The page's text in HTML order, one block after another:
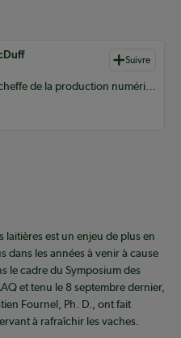
Suivre
Rédactrice et cheffe de la production numérique pour le Coopérateur
laitières est un enjeu de plus en
dans les années à venir à cause
le cadre du Symposium des
et tenu le 8 septembre dernier,
Fournel, Ph. D., ont fait
à rafraîchir les vaches.